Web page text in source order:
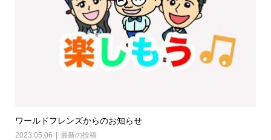
ワールドフレンズからのお知らせ
2023.05.06
最新の投稿